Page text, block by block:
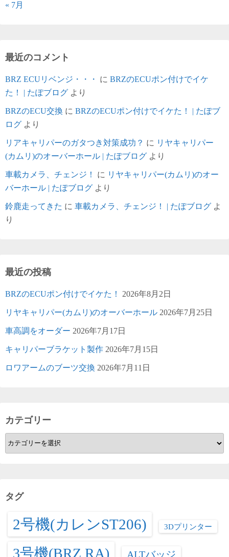
« 7月
最近のコメント
BRZ ECUリベンジ・・・ に BRZのECUポン付けでイケ
た！ | たぽブログ より
BRZのECU交換 に BRZのECUポン付けでイケた！ | たぽブ
ログ より
リアキャリパーのガタつき対策成功？ に リヤキャリパー
(カムリ)のオーバーホール | たぽブログ より
車載カメラ、チェンジ！ に リヤキャリパー(カムリ)のオー
バーホール | たぽブログ より
鈴鹿走ってきた に 車載カメラ、チェンジ！ | たぽブログ よ
り
最近の投稿
BRZのECUポン付けでイケた！ 2026年8月2日
リヤキャリパー(カムリ)のオーバーホール 2026年7月25日
車高調をオーダー 2026年7月17日
キャリパーブラケット製作 2026年7月15日
ロワアームのブーツ交換 2026年7月11日
カテゴリー
カ
テ
ー
タグ
2号機(カレンST206) 3Dプリンター
3号機(BRZ RA) ALTバッジ